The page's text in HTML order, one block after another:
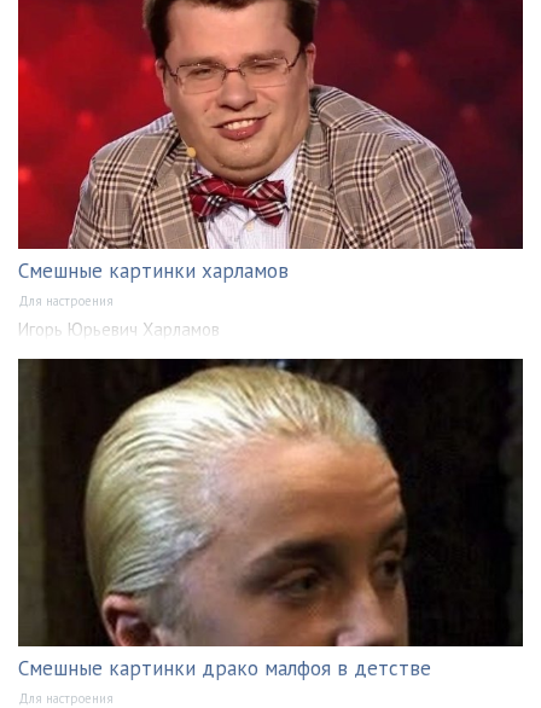
Смешные картинки харламов
Для настроения
Игорь Юрьевич Харламов
Смешные картинки драко малфоя в детстве
Для настроения